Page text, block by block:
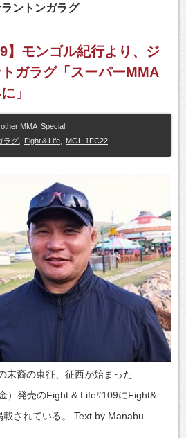
ントンガラグ
】モンゴル紀行より、ジ
ガラグ「スーパーMMA
」
other MMA Special
ラグ
Fight＆Life MGL-1FC22
末裔の東征、征西が始まった
）発売のFight & Life#109にFight&
されている。 Text by Manabu